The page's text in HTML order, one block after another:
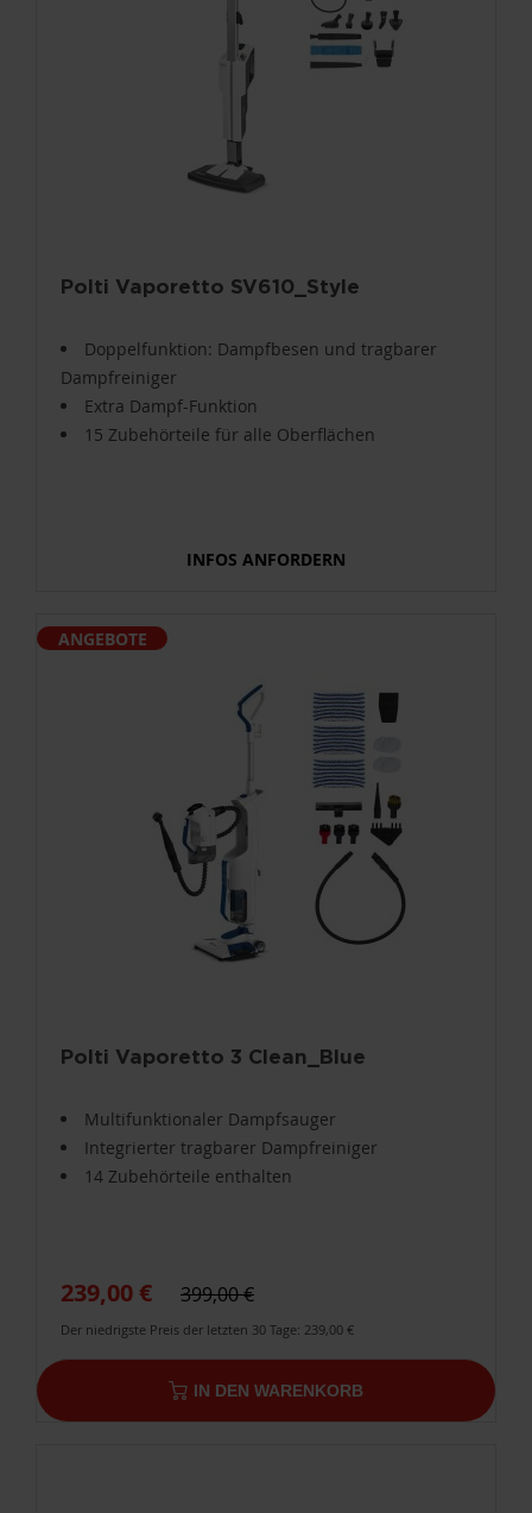
Polti Vaporetto SV610_Style
Doppelfunktion: Dampfbesen und tragbarer
Dampfreiniger
Extra Dampf-Funktion
15 Zubehörteile für alle Oberflächen
INFOS ANFORDERN
ANGEBOTE
Polti Vaporetto 3 Clean_Blue
Multifunktionaler Dampfsauger
Integrierter tragbarer Dampfreiniger
14 Zubehörteile enthalten
239,00 € 399,00 €
Der niedrigste Preis der letzten 30 Tage: 239,00 €
IN DEN WARENKORB